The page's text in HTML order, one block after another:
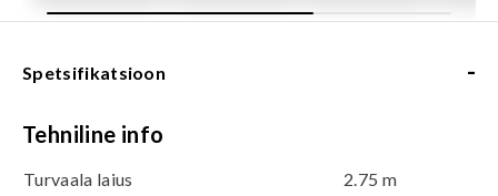
Spetsifikatsioon -
Tehniline info
Turvaala laius
2.75 m